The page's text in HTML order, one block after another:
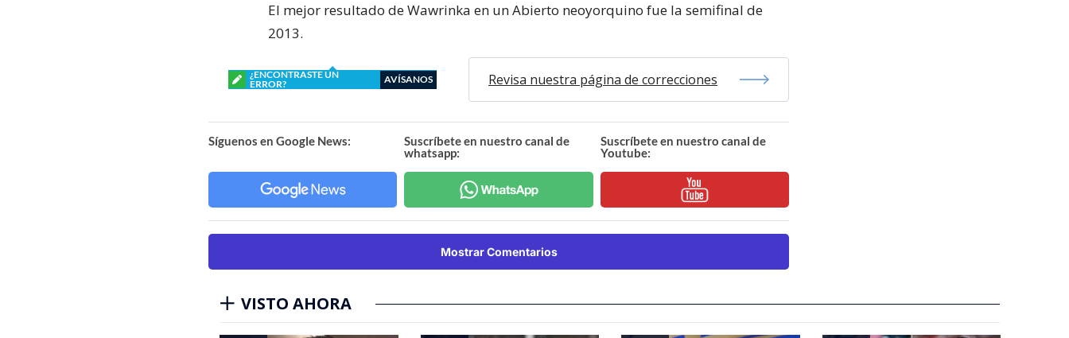
El mejor resultado de Wawrinka en un Abierto neoyorquino fue la semifinal de
2013.
¿ENCONTRASTE UN
ERROR?
AVÍSANOS Revisa nuestra página de correcciones
Síguenos en Google News:
Suscríbete en nuestro canal de
whatsapp:
Suscríbete en nuestro canal de
Youtube:
Mostrar Comentarios
VISTO AHORA